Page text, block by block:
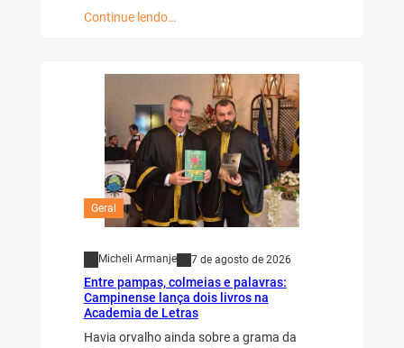
Continue lendo…
Geral
Micheli Armanje 7 de agosto de 2026
Entre pampas, colmeias e palavras:
Campinense lança dois livros na
Academia de Letras
Havia orvalho ainda sobre a grama da